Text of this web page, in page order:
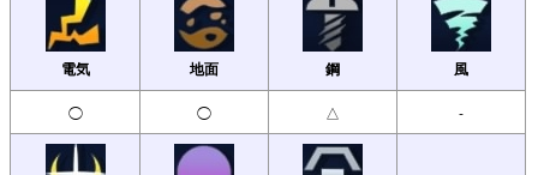
電気 地面 鋼 風
◯ ◯ △ -